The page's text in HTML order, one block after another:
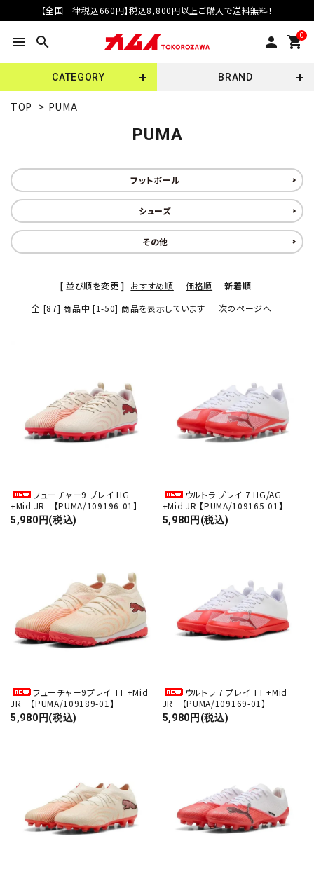
【全国一律税込660円】税込8,800円以上ご購入で送料無料！
menu search person 0
shopping_cart
CATEGORY BRAND
TOP > PUMA
PUMA
フットボール
シューズ
その他
[ 並び順を変更 ] おすすめ順 - 価格順 -新着順
全 [87] 商品中 [1-50] 商品を表示しています
次のページへ
フューチャー9 プレイ HG
+Mid JR 【PUMA/109196-01】
5,980円(税込)
ウルトラ プレイ 7 HG/AG
+Mid JR 【PUMA/109165-01】
5,980円(税込)
フューチャー9プレイ TT +Mid
JR 【PUMA/109189-01】
5,980円(税込)
ウルトラ 7 プレイ TT +Mid
JR 【PUMA/109169-01】
5,980円(税込)